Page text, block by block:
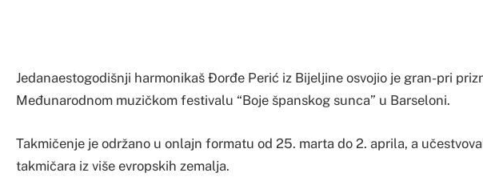
Jedanaestogodišnji harmonikaš Đorđe Perić iz Bijeljine osvojio je gran-pri
Međunarodnom muzičkom festivalu “Boje španskog sunca” u Barseloni.
Takmičenje je održano u onlajn formatu od 25. marta do 2. aprila, a
takmičara iz više evropskih zemalja.